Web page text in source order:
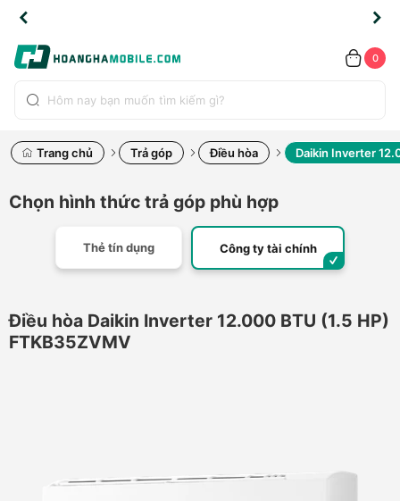
0
Trang chủ Trả góp Điều hòa Daikin Inverter
Chọn hình thức trả góp phù hợp
Thẻ tín dụng Công ty tài chính
Điều hòa Daikin Inverter 12.000 BTU (1.5 HP)
FTKB35ZVMV